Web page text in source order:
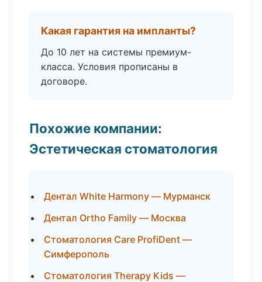
Какая гарантия на импланты?
До 10 лет на системы премиум-
класса. Условия прописаны в
договоре.
Похожие компании:
Эстетическая стоматология
Дентал White Harmony — Мурманск
Дентал Ortho Family — Москва
Стоматология Care ProfiDent —
Симферополь
Стоматология Therapy Kids —